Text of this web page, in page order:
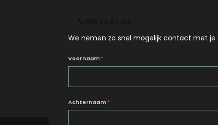
We nemen zo snel mogelijk contact met je
Voornaam*
Achternaam*